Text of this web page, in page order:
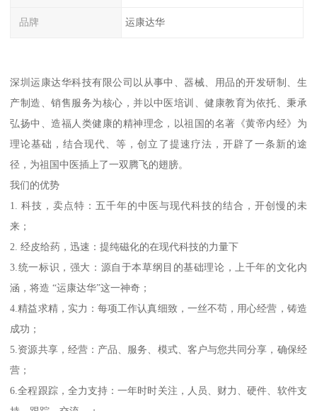
品牌 运康达华
深圳运康达华科技有限公司以从事中、器械、用品的开发研制、生
产制造、销售服务为核心，并以中医培训、健康教育为依托、秉承
弘扬中、造福人类健康的精神理念，以祖国的名著《黄帝内经》为
理论基础，结合现代、等，创立了提速疗法，开辟了一条新的途
径，为祖国中医插上了一双腾飞的翅膀。
我们的优势
1. 科技，卖点特：五千年的中医与现代科技的结合，开创慢的未
来；
2. 经皮给药，迅速：提纯磁化的在现代科技的力量下
3.统一标识，强大：源自于本草纲目的基础理论，上千年的文化内
涵，将造 “运康达华”这一神奇；
4.精益求精，实力：每项工作认真细致，一丝不苟，用心经营，铸造
成功；
5.资源共享，经营：产品、服务、模式、客户与您共同分享，确保经
营；
6.全程跟踪，全力支持：一年时时关注，人员、财力、硬件、软件支